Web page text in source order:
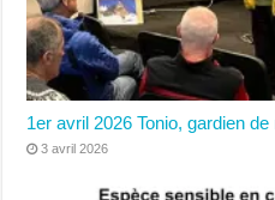
1er avril 2026 Tonio, gardien
3 avril 2026